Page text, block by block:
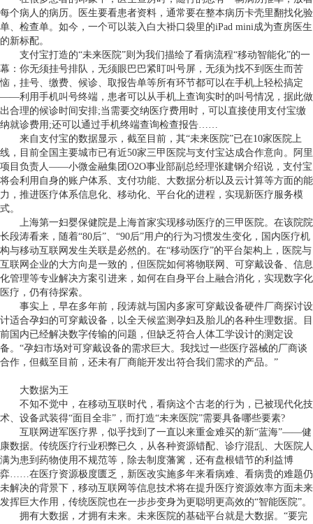
每个病人的病历。医生要看患者资料，通常要在整本病历卡壳里翻找化验
单、检查单。如今，一个可以装入白大褂口袋里的iPad mini成为查房医生
的新标配。
支付宝打造的“未来医院”则为我们描绘了看病流程“移动智能化”的一
幕：你无须挂号排队，无须眼巴巴紧盯叫号屏，无须为找不到医生而苦
恼，挂号、缴费、候诊、取报告单等所有环节都可以在手机上轻松搞定
——利用手机叫号终端，患者可以从手机上查询实时的叫号情况，据此做
出合理的候诊时间安排;当需要交纳医疗费用时，可以直接使用支付宝缴
纳就诊费用 ;还可以通过手机终端查询检查报告……
来自支付宝的数据显示，截至目前，其“未来医院”已在10家医院上
线，目前全国主要城市已有近50家三甲医院与支付宝达成合作意向。阿里
项目负责人——小微金融集团 O2O事业部副总经理张建钢介绍说，支付宝
将会利用自身的账户体系、支付功能、大数据分析以及云计算等方面的能
力，推进医疗体系信息化、移动化、平台化的进程，实现新医疗服务模
式。
上海第一妇婴保健院是上海首家实现移动医疗的三甲医院。在该院院
长段涛看来，随着“80后”、 “90后”用户的行为习惯发生变化，国内医疗机
构与移动互联网发生关联是必然的。在“移动医疗”的平台架构上，医院与
互联网企业的大方向是一致的，但医院如何将物联网、可穿戴设备、信息
化管理等专业解决方案引进来，如何在自身平台上融合消化，实现数字化
医疗，仍有待探索。
事实上，早在多年前，段涛就与国内多家可穿戴设备硬件厂商探讨设
计适合孕妇的可穿戴设备，以全天候监测孕妇及胎儿的各种生理数据。目
前国内已经解决数字传输的问题，但缺乏符合人体工学设计的测定设
备。 “孕妇市场对可穿戴设备的需求巨大。我找过一些医疗器械的厂商谈
合作，但截至目前，还未有厂商能开发出符合我们需求的产品。 ”
大数据为王
不知不觉中，在移动互联时代，看病这个古老的行为，已被现代化技
术、设备武装得“面目全非” ，而打造“未来医院”需要具备哪些要素?
互联网进军医疗界，似乎找到了一直以来重金难买的新“蓝海”——健
康数据。传统医疗行业积弊已久，从各种资源错配、诊疗混乱、大医院人
满为患到药物使用不规范等，除去制度藩篱，还有盘根错节的利益博
弈……在医疗资源极度匮乏，新医改实施多年来看病难、看病贵的难题仍
未解决的背景下，移动互联网等信息技术将在提升医疗资源效率方面未来
发挥巨大作用，传统医院也在一步步变身为更聪明更高效的“智能医院”。
拥有大数据，才拥有未来。未来医院的基础平台就是大数据。 “要完